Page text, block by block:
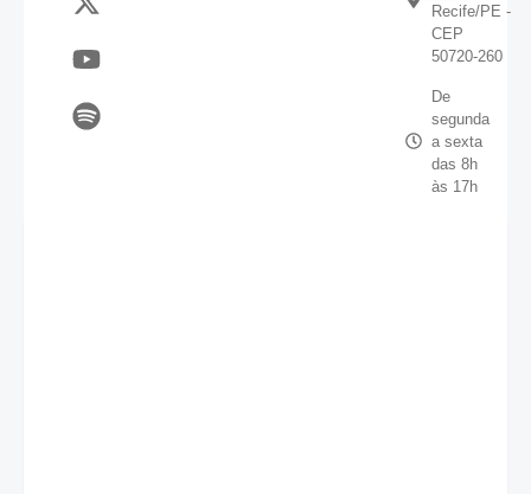
Recife/PE -
CEP
50720-260
De
segunda
a sexta
das 8h
às 17h